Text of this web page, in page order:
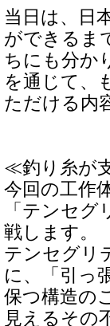
当日は、日
ができるま
ちにも分か
を通じて、
ただける内
≪釣り糸が
今回の工作
「テンセ
戦します。
テンセグリ
に、「引っ
保つ構造の
見えるその